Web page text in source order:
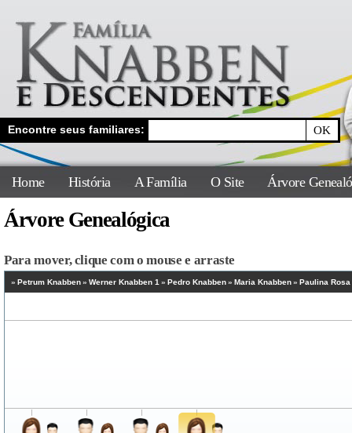
Encontre seus familiares:
Home História A Família O Site Árvore
Árvore Genealógica
Para mover, clique com o mouse e arraste